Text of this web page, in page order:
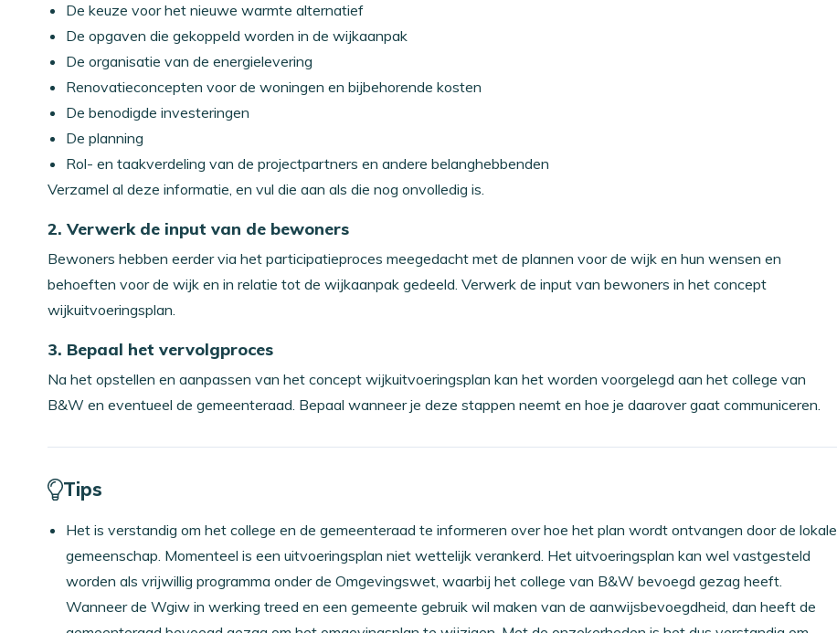
De keuze voor het nieuwe warmte alternatief
De opgaven die gekoppeld worden in de wijkaanpak
De organisatie van de energielevering
Renovatieconcepten voor de woningen en bijbehorende kosten
De benodigde investeringen
De planning
Rol- en taakverdeling van de projectpartners en andere belanghebbenden
Verzamel al deze informatie, en vul die aan als die nog onvolledig is.
2. Verwerk de input van de bewoners
Bewoners hebben eerder via het participatieproces meegedacht met de plannen voor de wijk en hun wensen en
behoeften voor de wijk en in relatie tot de wijkaanpak gedeeld. Verwerk de input van bewoners in het concept
wijkuitvoeringsplan.
3. Bepaal het vervolgproces
Na het opstellen en aanpassen van het concept wijkuitvoeringsplan kan het worden voorgelegd aan het college van
B&W en eventueel de gemeenteraad. Bepaal wanneer je deze stappen neemt en hoe je daarover gaat communiceren.
Tips
Het is verstandig om het college en de gemeenteraad te informeren over hoe het plan wordt ontvangen door de lokale
gemeenschap. Momenteel is een uitvoeringsplan niet wettelijk verankerd. Het uitvoeringsplan kan wel vastgesteld
worden als vrijwillig programma onder de Omgevingswet, waarbij het college van B&W bevoegd gezag heeft.
Wanneer de Wgiw in werking treed en een gemeente gebruik wil maken van de aanwijsbevoegdheid, dan heeft de